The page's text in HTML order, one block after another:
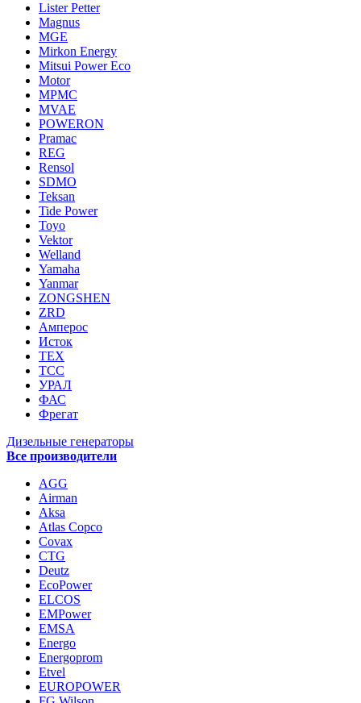
Lister Petter
Magnus
MGE
Mirkon Energy
Mitsui Power Eco
Motor
MPMC
MVAE
POWERON
Pramac
REG
Rensol
SDMO
Teksan
Tide Power
Toyo
Vektor
Welland
Yamaha
Yanmar
ZONGSHEN
ZRD
Амперос
Исток
ТЕХ
ТСС
УРАЛ
ФАС
Фрегат
Дизельные генераторы
Все производители
AGG
Airman
Aksa
Atlas Copco
Covax
CTG
Deutz
EcoPower
ELCOS
EMPower
EMSA
Energo
Energoprom
Etvel
EUROPOWER